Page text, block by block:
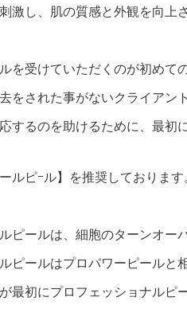
激し、肌の質感と外観を向上
を受けていただくのが初めて
をされた事がないクライアン
するのを助けるために、最初
ルピｰル】を推奨しております
ピールは、細胞のターンオー
ピールはプロパワーピールと
最初にプロフェッショナルピ